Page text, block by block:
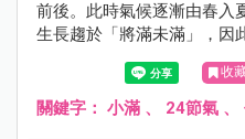
前後。此時氣候逐漸由春入
生長趨於「將滿未滿」，因
看，小滿的氣候特點是「濕
影響人體氣機運行。
收
關鍵字： 小滿 、 24節氣 、